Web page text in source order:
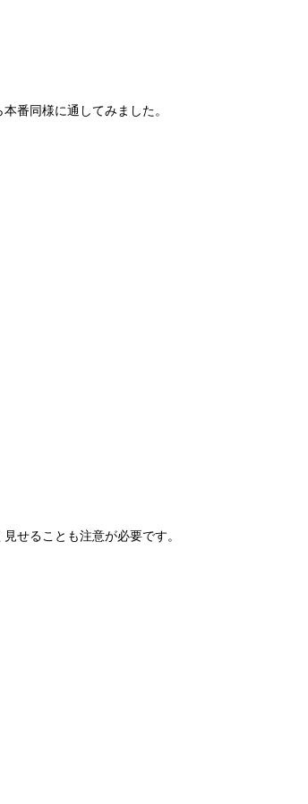
番同様に通してみました。
せることも注意が必要です。